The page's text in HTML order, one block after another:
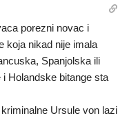
porezni novac i
koja nikad nije imala
Spanjolska ili
Holandske bitange sta
Ursule von lazi